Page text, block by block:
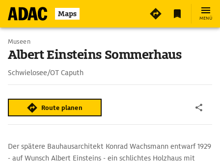
Maps MENÜ
Museen
Albert Einsteins Sommerhaus
Schwielosee/OT Caputh
Route planen
Der spätere Bauhausarchitekt Konrad Wachsmann entwarf 1929
- auf Wunsch Albert Einsteins - ein schlichtes Holzhaus mit